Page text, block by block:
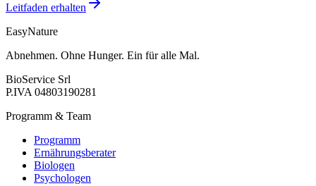
Leitfaden erhalten
EasyNature
Abnehmen. Ohne Hunger. Ein für alle Mal.
BioService Srl
P.IVA 04803190281
Programm & Team
Programm
Ernährungsberater
Biologen
Psychologen